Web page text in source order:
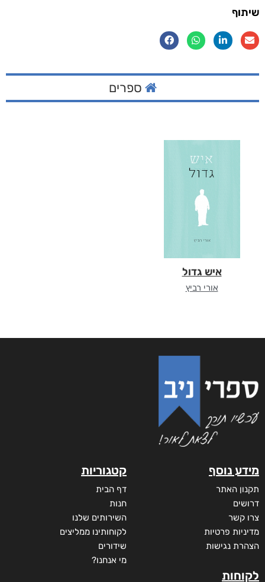
שיתוף
ספרים
איש גדול
אורי רביץ
מידע נוסף
תקנון האתר
דרושים
צרו קשר
מדיניות פרטיות
הצהרת נגישות
לקוחות
קטגוריות
דף הבית
חנות
השירותים שלנו
לקוחותינו ממליצים
שידורים
מי אנחנו?